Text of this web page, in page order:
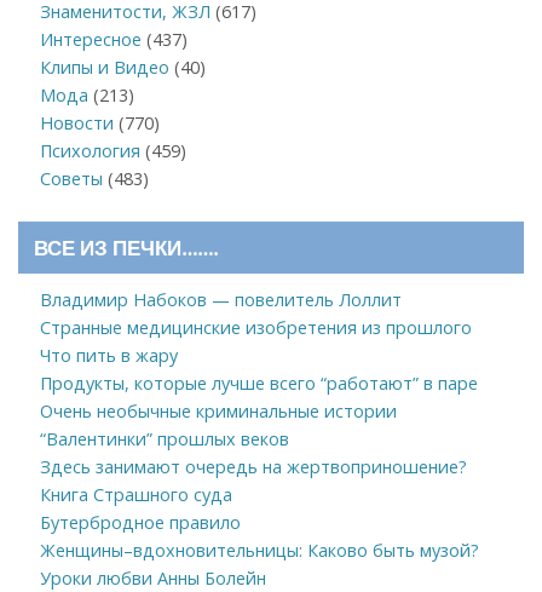
Знаменитости, ЖЗЛ (617)
Интересное (437)
Клипы и Видео (40)
Мода (213)
Новости (770)
Психология (459)
Советы (483)
ВСЕ ИЗ ПЕЧКИ…….
Владимир Набоков — повелитель Лоллит
Странные медицинские изобретения из прошлого
Что пить в жару
Продукты, которые лучше всего “работают” в паре
Очень необычные криминальные истории
“Валентинки” прошлых веков
Здесь занимают очередь на жертвоприношение?
Книга Страшного суда
Бутербродное правило
Женщины–вдохновительницы: Каково быть музой?
Уроки любви Анны Болейн